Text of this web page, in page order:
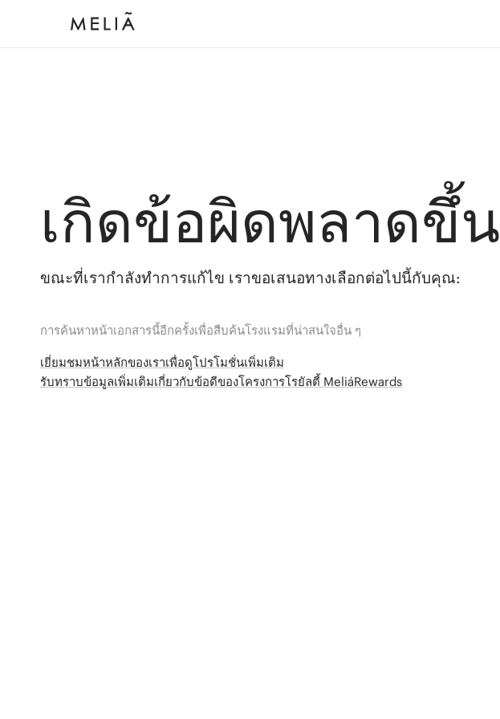
เกิดข้อผิดพลาดขึ้น
ขณะที่เรากำลังทำการแก้ไข เราขอเสนอทางเลือกต่อไปนี้กับคุณ:
การค้นหาหน้าเอกสารนี้อีกครั้งเพื่อสืบค้นโรงแรมที่น่าสนใจอื่น ๆ
เยี่ยมชมหน้าหลักของเราเพื่อดูโปรโมชั่นเพิ่มเติม
รับทราบข้อมูลเพิ่มเติมเกี่ยวกับข้อดีของโครงการโรยัลตี้ MeliáRewards